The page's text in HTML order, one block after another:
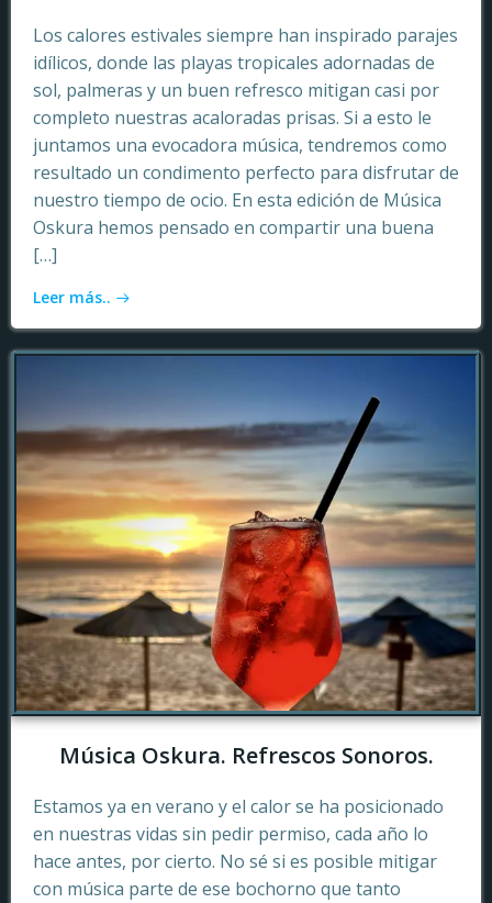
Los calores estivales siempre han inspirado parajes
idílicos, donde las playas tropicales adornadas de
sol, palmeras y un buen refresco mitigan casi por
completo nuestras acaloradas prisas. Si a esto le
juntamos una evocadora música, tendremos como
resultado un condimento perfecto para disfrutar de
nuestro tiempo de ocio. En esta edición de Música
Oskura hemos pensado en compartir una buena
[…]
Leer más..
Música Oskura. Refrescos Sonoros.
Estamos ya en verano y el calor se ha posicionado
en nuestras vidas sin pedir permiso, cada año lo
hace antes, por cierto. No sé si es posible mitigar
con música parte de ese bochorno que tanto